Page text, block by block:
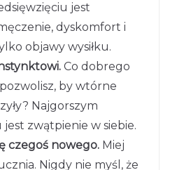
jest
dyskomfort i
objawy wysiłku.
Co dobrego
by wtórne
Najgorszym
zwątpienie w siebie.
czegoś nowego. Miej
Nigdy nie myśl, że